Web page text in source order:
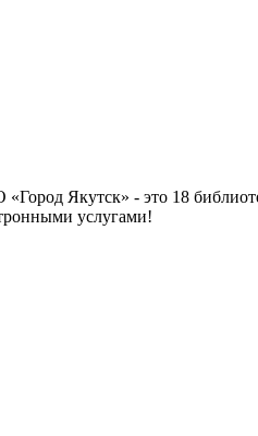
Якутск» - это 18
услугами!